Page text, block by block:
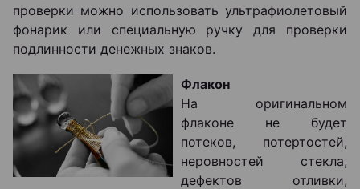
проверки можно использовать ультрафиолетовый
фонарик или специальную ручку для проверки
подлинности денежных знаков.
Флакон
На оригинальном
флаконе не будет
потеков, потертостей,
неровностей стекла,
дефектов отливки,